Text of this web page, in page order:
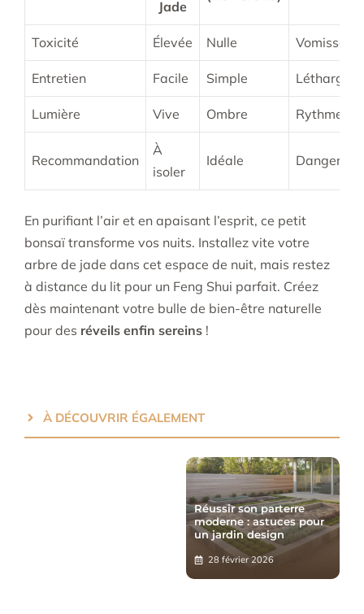
Jade
Toxicité Élevée Nulle
Entretien Facile Simple Léthargie
Lumière Vive Ombre Rythme
Recommandation
À
isoler
Idéale Danger
En purifiant l’air et en apaisant l’esprit, ce petit
bonsaï transforme vos nuits. Installez vite votre
arbre de jade dans cet espace de nuit, mais restez
à distance du lit pour un Feng Shui parfait. Créez
dès maintenant votre bulle de bien-être naturelle
pour des réveils enfin sereins !
À DÉCOUVRIR ÉGALEMENT
Réussir son parterre
moderne : astuces pour
un jardin design
28 février 2026